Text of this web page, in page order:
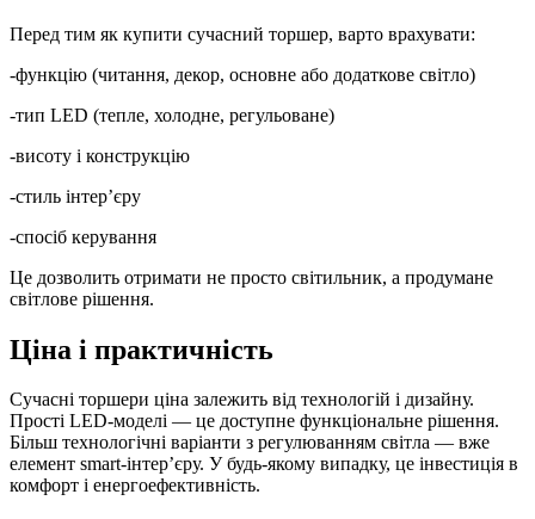
Перед тим як купити сучасний торшер, варто врахувати:
-функцію (читання, декор, основне або додаткове світло)
-тип LED (тепле, холодне, регульоване)
-висоту і конструкцію
-стиль інтер’єру
-спосіб керування
Це дозволить отримати не просто світильник, а продумане
світлове рішення.
Ціна і практичність
Сучасні торшери ціна залежить від технологій і дизайну.
Прості LED-моделі — це доступне функціональне рішення.
Більш технологічні варіанти з регулюванням світла — вже
елемент smart-інтер’єру. У будь-якому випадку, це інвестиція в
комфорт і енергоефективність.